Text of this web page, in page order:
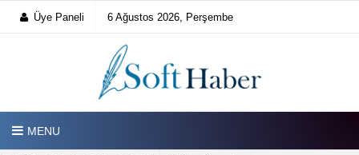
Üye Paneli 6 Ağustos 2026, Perşembe
MENU